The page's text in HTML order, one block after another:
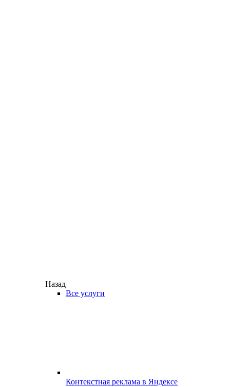
Назад
Все услуги
Контекстная реклама в Яндексе